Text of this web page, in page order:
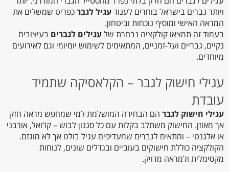
ויותר גברים בישראל בוחרים לענודעגיל לגברכפריט שמשלים את
המראה האישי ומוסיף נוכחות וביטחון.
בעמוד זה תמצאו קולקציה נבחרת שלעגילים לגברים בעיצובים
נקיים, גבריים ועל-זמניים, המתאימים לשימוש יומיומי וגם לאירועים
מיוחדים.
עגילי חישוק לגבר – הקלאסיקה שתמיד
עובדת
עגילי חישוק לגבר הם הבחירה המושלמת למי שמחפש מראה חזק
אך מאוזן. החישוק משתלב בקלות עם כל סגנון לבוש – קז’ואל, אורבני
או אלגנטי – ומתאים לגברים שמעדיפים עגיל בולט אך לא מוגזם.
הקולקציה כוללת חישוקים בעוביים ובגדלים שונים, לנוחות
מקסימלית ולמראה מדויק.